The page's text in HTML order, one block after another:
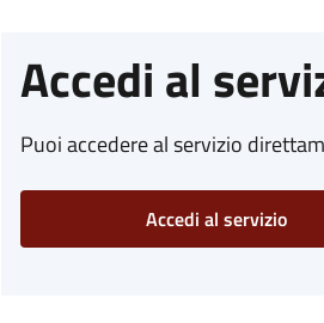
Accedi al
Puoi accedere al servizio
Accedi al servizio